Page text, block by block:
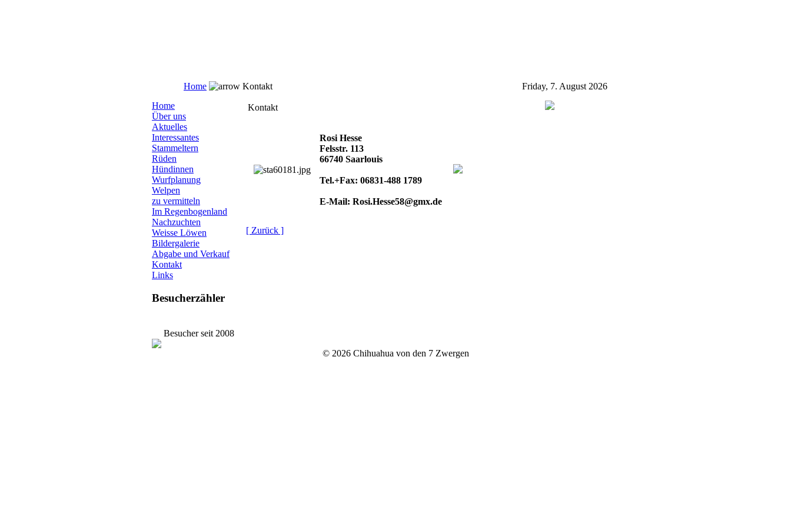
Home Kontakt
Friday, 7. August 2026
Home
Über uns
Aktuelles
Interessantes
Stammeltern
Rüden
Hündinnen
Wurfplanung
Welpen
zu vermitteln
Im Regenbogenland
Nachzuchten
Weisse Löwen
Bildergalerie
Abgabe und Verkauf
Kontakt
Links
Besucherzähler
Besucher seit 2008
Kontakt
Rosi Hesse
Felsstr. 113
66740 Saarlouis
Tel.+Fax: 06831-488 1789
E-Mail: Rosi.Hesse58@gmx.de
[ Zurück ]
© 2026 Chihuahua von den 7 Zwergen